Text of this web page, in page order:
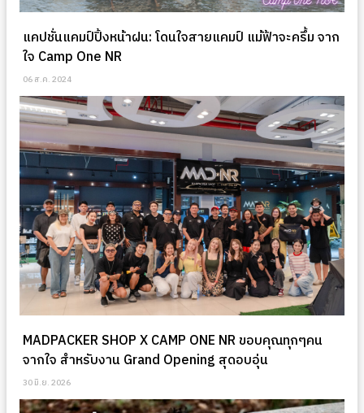
แคปชั่นแคมป์ปิ้งหน้าฝน: โดนใจสายแคมป์ แม้ฟ้าจะครึ้ม จาก
ใจ Camp One NR
06 ส.ค. 2024
MADPACKER SHOP X CAMP ONE NR ขอบคุณทุกๆคน
จากใจ สำหรับงาน Grand Opening สุดอบอุ่น
30 มิ.ย. 2026